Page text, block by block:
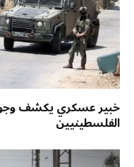
الفلسطينيين